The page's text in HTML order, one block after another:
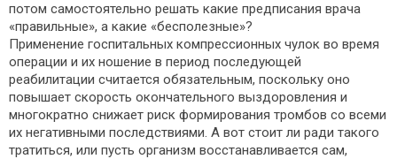
потом самостоятельно решать какие предписания врача
«правильные», а какие «бесполезные»?
Применение госпитальных компрессионных чулок во время
операции и их ношение в период последующей
реабилитации считается обязательным, поскольку оно
повышает скорость окончательного выздоровления и
многократно снижает риск формирования тромбов со всеми
их негативными последствиями. А вот стоит ли ради такого
тратиться, или пусть организм восстанавливается сам,